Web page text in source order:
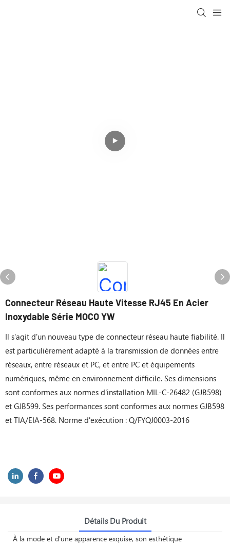
Connecteur Réseau Haute Vitesse RJ45 En Acier
Inoxydable Série MOCO YW
Il s'agit d'un nouveau type de connecteur réseau haute fiabilité. Il
est particulièrement adapté à la transmission de données entre
réseaux, entre réseaux et PC, et entre PC et équipements
numériques, même en environnement difficile. Ses dimensions
sont conformes aux normes d'installation MIL-C-26482 (GJB598)
et GJB599. Ses performances sont conformes aux normes GJB598
et TIA/EIA-568. Norme d'exécution : Q/FYQJ0003-2016
Détails Du Produit
À la mode et d'une apparence exquise, son esthétique